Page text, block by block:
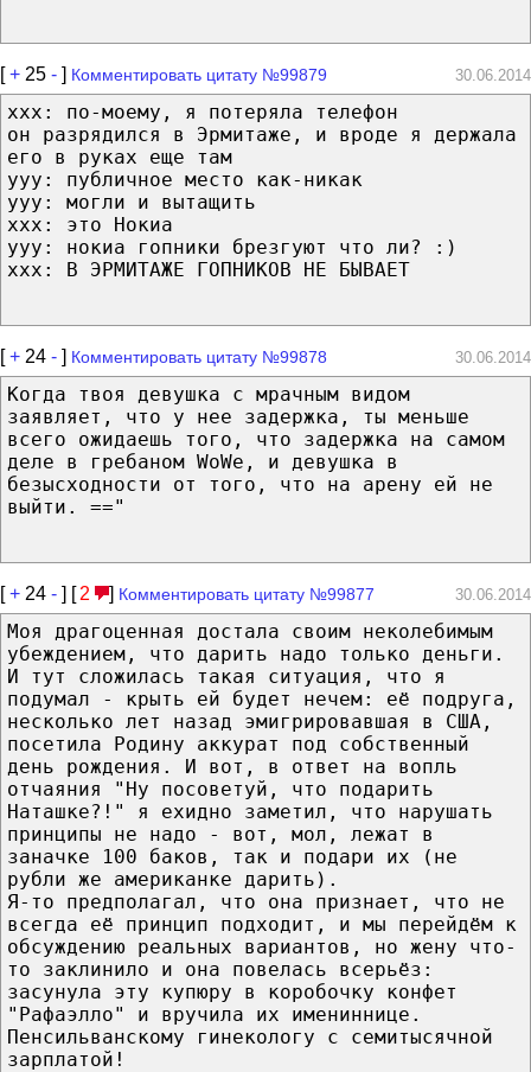
[+ 25 - ] Комментировать цитату №99879 30.06.2014
xxx: по-моему, я потеряла телефон
он разрядился в Эрмитаже, и вроде я держала
его в руках еще там
yyy: публичное место как-никак
yyy: могли и вытащить
xxx: это Нокиа
yyy: нокиа гопники брезгуют что ли? :)
xxx: В ЭРМИТАЖЕ ГОПНИКОВ НЕ БЫВАЕТ
[+ 24 - ] Комментировать цитату №99878 30.06.2014
Когда твоя девушка с мрачным видом
заявляет, что у нее задержка, ты меньше
всего ожидаешь того, что задержка на самом
деле в гребаном WoWe, и девушка в
безысходности от того, что на арену ей не
выйти. =="
[+ 24 - ] [ 2 ] Комментировать цитату №99877 30.06.2014
Моя драгоценная достала своим неколебимым
убеждением, что дарить надо только деньги.
И тут сложилась такая ситуация, что я
подумал - крыть ей будет нечем: её подруга,
несколько лет назад эмигрировавшая в США,
посетила Родину аккурат под собственный
день рождения. И вот, в ответ на вопль
отчаяния "Ну посоветуй, что подарить
Наташке?!" я ехидно заметил, что нарушать
принципы не надо - вот, мол, лежат в
заначке 100 баков, так и подари их (не
рубли же американке дарить).
Я-то предполагал, что она признает, что не
всегда её принцип подходит, и мы перейдём к
обсуждению реальных вариантов, но жену что-
то заклинило и она повелась всерьёз:
засунула эту купюру в коробочку конфет
"Рафаэлло" и вручила их имениннице.
Пенсильванскому гинекологу с семитысячной
зарплатой!